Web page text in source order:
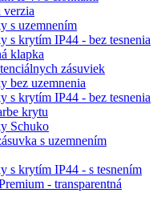
verzia
s uzemnením
s krytím IP44 - bez tesnenia
klapka
zásuviek
bez uzemnenia
s krytím IP44 - bez tesnenia
krytu
Schuko
s uzemnením
s krytím IP44 - s tesnením
- transparentná